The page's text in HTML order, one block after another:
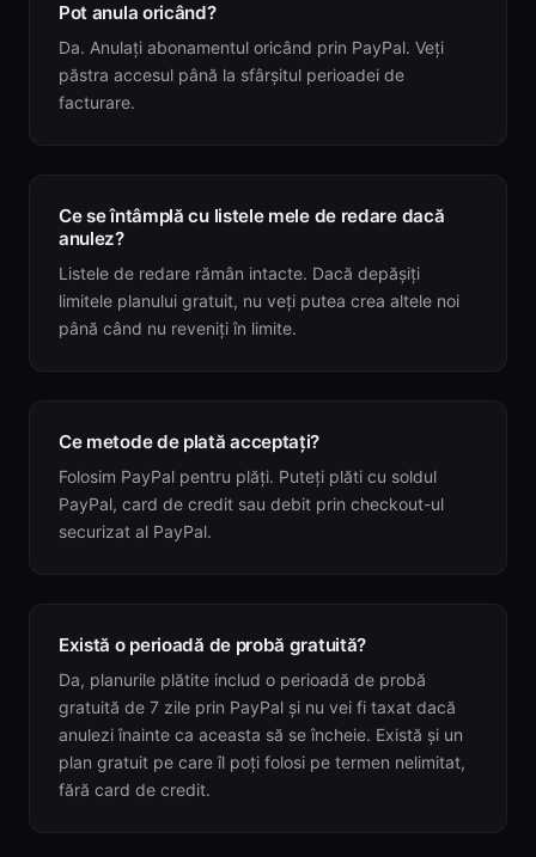
Pot anula oricând?
Da. Anulați abonamentul oricând prin PayPal. Veți
păstra accesul până la sfârșitul perioadei de
facturare.
Ce se întâmplă cu listele mele de redare dacă
anulez?
Listele de redare rămân intacte. Dacă depășiți
limitele planului gratuit, nu veți putea crea altele noi
până când nu reveniți în limite.
Ce metode de plată acceptați?
Folosim PayPal pentru plăți. Puteți plăti cu soldul
PayPal, card de credit sau debit prin checkout-ul
securizat al PayPal.
Există o perioadă de probă gratuită?
Da, planurile plătite includ o perioadă de probă
gratuită de 7 zile prin PayPal și nu vei fi taxat dacă
anulezi înainte ca aceasta să se încheie. Există și un
plan gratuit pe care îl poți folosi pe termen nelimitat,
fără card de credit.